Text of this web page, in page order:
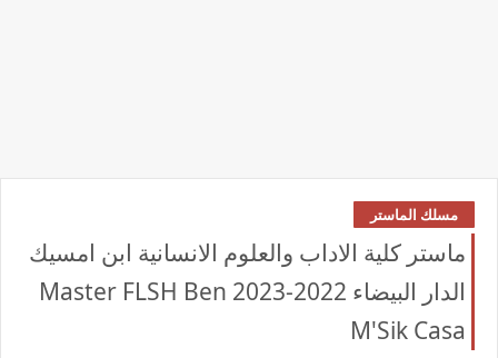
مسلك الماستر
ماستر كلية الاداب والعلوم الانسانية ابن امسيك
الدار البيضاء 2022-2023 Master FLSH Ben
M'Sik Casa